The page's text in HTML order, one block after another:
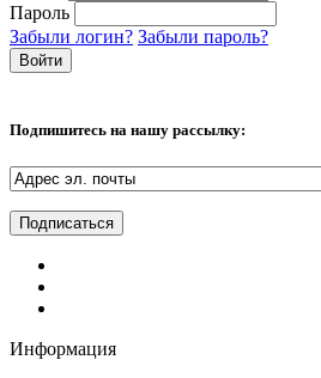
Пароль
Забыли логин? Забыли пароль?
Подпишитесь на нашу рассылку:
Информация